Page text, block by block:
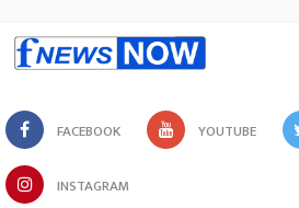
FACEBOOK YOUTUBE
INSTAGRAM